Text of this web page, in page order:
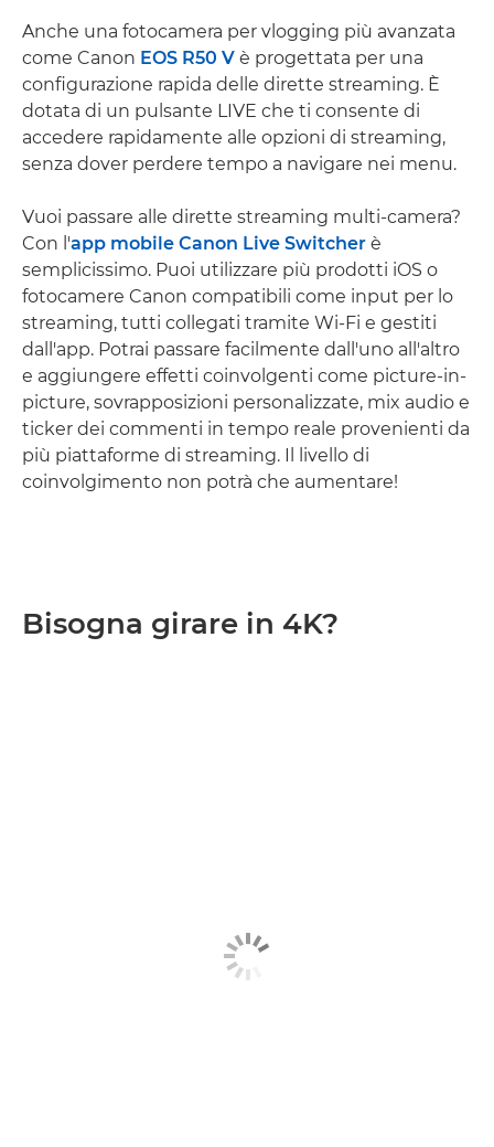
Anche una fotocamera per vlogging più avanzata
come Canon EOS R50 V è progettata per una
configurazione rapida delle dirette streaming. È
dotata di un pulsante LIVE che ti consente di
accedere rapidamente alle opzioni di streaming,
senza dover perdere tempo a navigare nei menu.
Vuoi passare alle dirette streaming multi-camera?
Con l'app mobile Canon Live Switcher è
semplicissimo. Puoi utilizzare più prodotti iOS o
fotocamere Canon compatibili come input per lo
streaming, tutti collegati tramite Wi-Fi e gestiti
dall'app. Potrai passare facilmente dall'uno all'altro
e aggiungere effetti coinvolgenti come picture-in-
picture, sovrapposizioni personalizzate, mix audio e
ticker dei commenti in tempo reale provenienti da
più piattaforme di streaming. Il livello di
coinvolgimento non potrà che aumentare!
Bisogna girare in 4K?